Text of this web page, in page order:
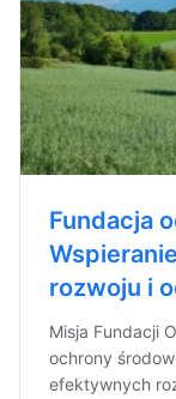
Fundacja
rozwoju i
Misja Fundacji
ochrony
efektywnych